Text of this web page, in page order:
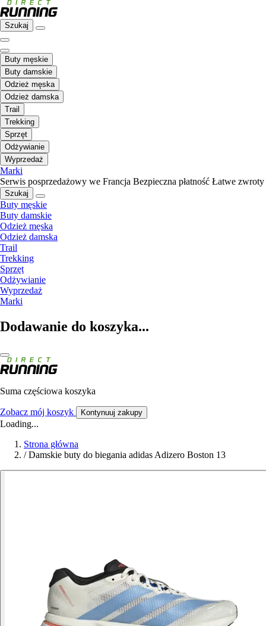
Szukaj
Buty męskie
Buty damskie
Odzież męska
Odzież damska
Trail
Trekking
Sprzęt
Odżywianie
Wyprzedaż
Marki
Serwis posprzedażowy we Francja Bezpieczna płatność Łatwe zwroty
Szukaj
Buty męskie
Buty damskie
Odzież męska
Odzież damska
Trail
Trekking
Sprzęt
Odżywianie
Wyprzedaż
Marki
Dodawanie do koszyka...
Suma częściowa koszyka
Zobacz mój koszyk Kontynuuj zakupy
Loading...
Strona główna
/ Damskie buty do biegania adidas Adizero Boston 13